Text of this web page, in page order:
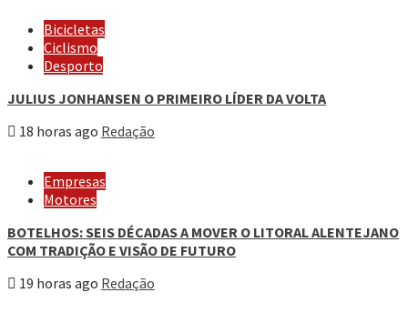
Bicicletas
Ciclismo
Desporto
JULIUS JONHANSEN O PRIMEIRO LÍDER DA VOLTA
18 horas ago Redação
Empresas
Motores
BOTELHOS: SEIS DÉCADAS A MOVER O LITORAL ALENTEJANO
COM TRADIÇÃO E VISÃO DE FUTURO
19 horas ago Redação